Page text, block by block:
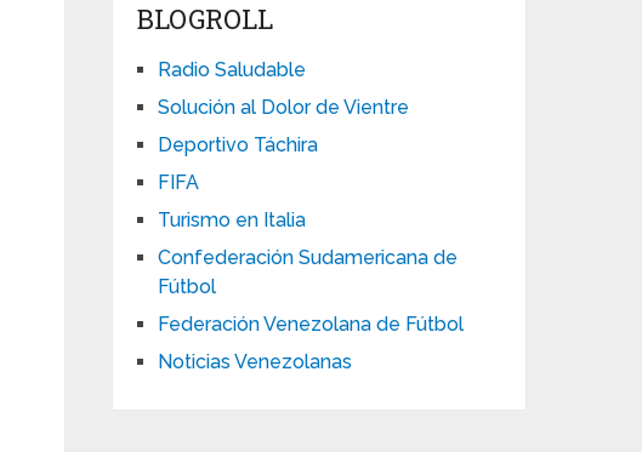
BLOGROLL
Radio Saludable
Solución al Dolor de Vientre
Deportivo Táchira
FIFA
Turismo en Italia
Confederación Sudamericana de
Fútbol
Federación Venezolana de Fútbol
Noticias Venezolanas